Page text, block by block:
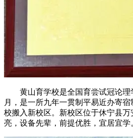
黄山育学校是全国育尝试冠论理
月，是一所九年一贯制平易近办寄宿
校搬入新校区。新校区位于休宁县
亮，设备先辈，前提优胜，宜居宜学